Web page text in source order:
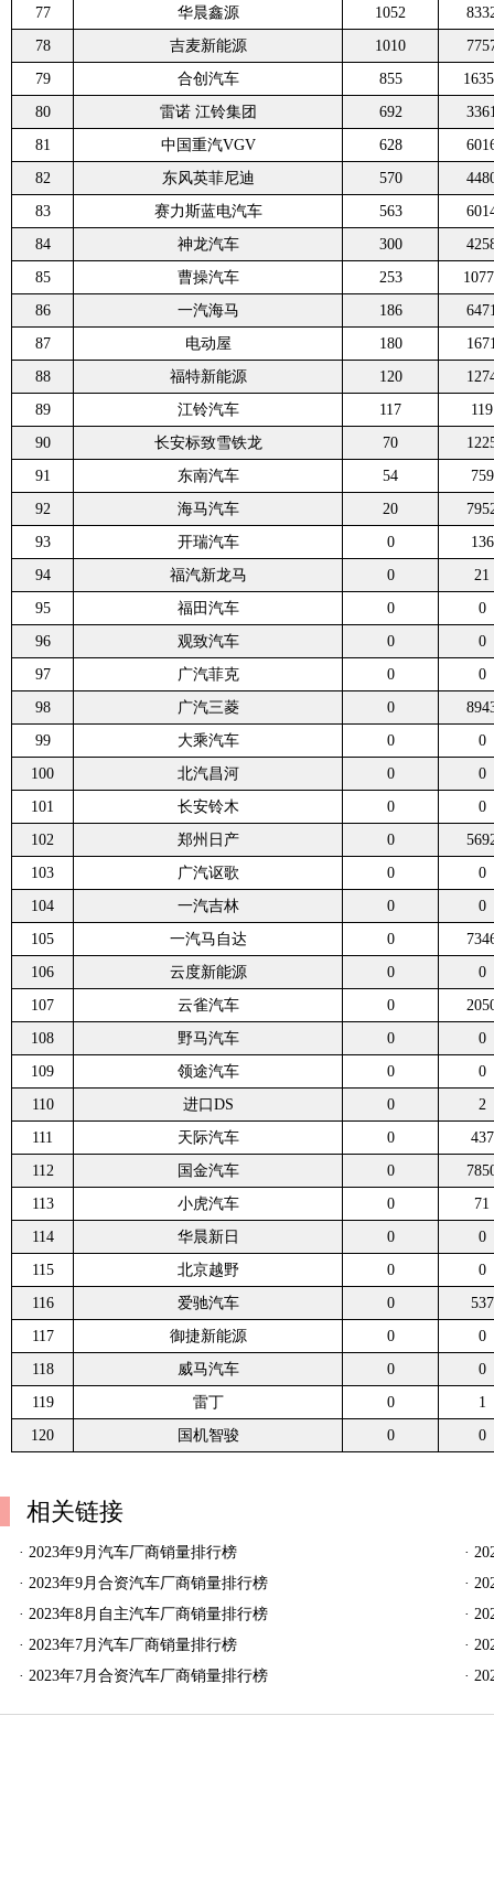
77 华晨鑫源 1052
78
吉麦新能源 1010
79
合创汽车 855
80
雷诺 江铃集团 692
81
中国重汽VGV 628
82
东风英菲尼迪 570
83
赛力斯蓝电汽车 563
84
神龙汽车 300
85
曹操汽车 253
86
一汽海马 186
87
电动屋 180
88
福特新能源 120
89
江铃汽车 117
119
90
长安标致雪铁龙 70
91
东南汽车 54
759
92
海马汽车 20
93
开瑞汽车 0
136
94
福汽新龙马 0
21
95
福田汽车 0
0
96
观致汽车 0
0
97
广汽菲克 0
0
98
广汽三菱 0
99
大乘汽车 0
0
100
北汽昌河 0
0
101
长安铃木 0
0
102
郑州日产 0
103
广汽讴歌 0
0
104
一汽吉林 0
0
105
一汽马自达 0
106
云度新能源 0
0
107
云雀汽车 0
108
野马汽车 0
0
109
领途汽车 0
0
110
进口DS 0
2
111
天际汽车 0
437
112
国金汽车 0
113
小虎汽车 0
71
114
华晨新日 0
0
115
北京越野 0
0
116
爱驰汽车 0
537
117
御捷新能源 0
0
118
威马汽车 0
0
119
雷丁 0
1
120
国机智骏 0 0
相关链接
· 2023年9月汽车厂商销量排行榜 ·
· 2023年9月合资汽车厂商销量排行榜 ·
· 2023年8月自主汽车厂商销量排行榜 ·
· 2023年7月汽车厂商销量排行榜 ·
· 2023年7月合资汽车厂商销量排行榜 ·